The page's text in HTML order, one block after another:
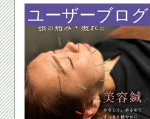
ユーザーブログ